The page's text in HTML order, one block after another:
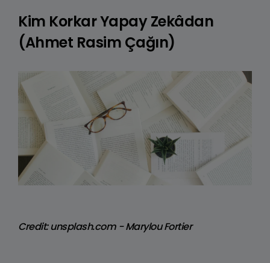
Kim Korkar Yapay Zekâdan
(Ahmet Rasim Çağın)
Credit: unsplash.com - Marylou Fortier